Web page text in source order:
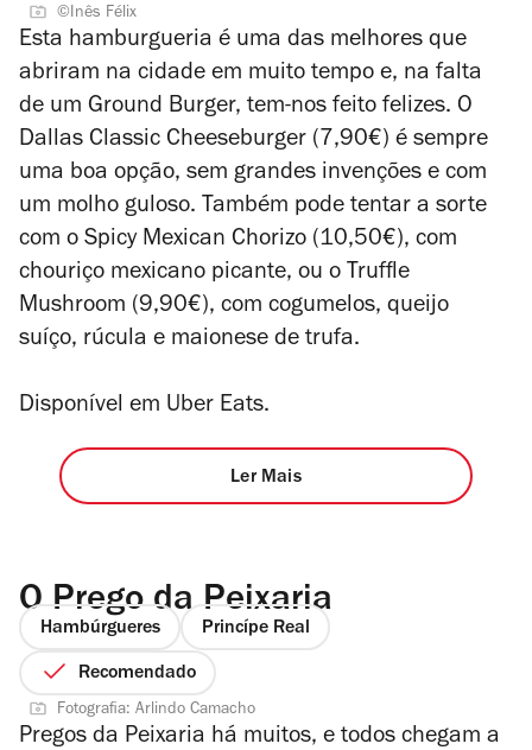
de
4
©Inês Félix
Esta hamburgueria é uma das melhores que
abriram na cidade em muito tempo e, na falta
de um Ground Burger, tem-nos feito felizes. O
Dallas Classic Cheeseburger (7,90€) é sempre
uma boa opção, sem grandes invenções e com
um molho guloso. Também pode tentar a sorte
com o Spicy Mexican Chorizo (10,50€), com
chouriço mexicano picante, ou o Truffle
Mushroom (9,90€), com cogumelos, queijo
suíço, rúcula e maionese de trufa.
Disponível em Uber Eats.
Ler Mais
O Prego da Peixaria
Hambúrgueres Princípe Real
Recomendado
Fotografia: Arlindo Camacho
Pregos da Peixaria há muitos, e todos chegam a